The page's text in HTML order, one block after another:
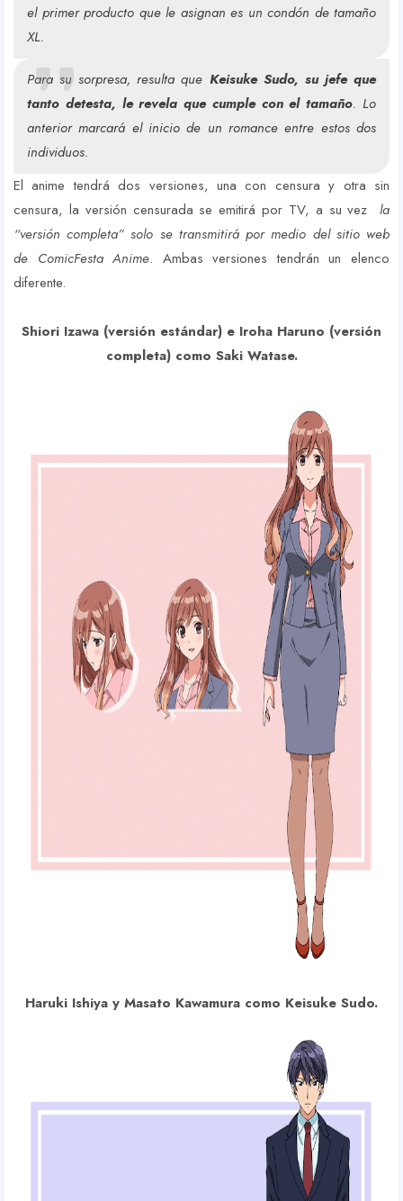
el primer producto que le asignan es un condón de tamaño
XL.
Para su sorpresa, resulta que Keisuke Sudo, su jefe que
tanto detesta, le revela que cumple con el tamaño. Lo
anterior marcará el inicio de un romance entre estos dos
individuos.
El anime tendrá dos versiones, una con censura y otra sin
censura, la versión censurada se emitirá por TV, a su vez la
“versión completa” solo se transmitirá por medio del sitio web
de ComicFesta Anime. Ambas versiones tendrán un elenco
diferente.
Shiori Izawa (versión estándar) e Iroha Haruno (versión
completa) como Saki Watase.
Haruki Ishiya y Masato Kawamura como Keisuke Sudo.